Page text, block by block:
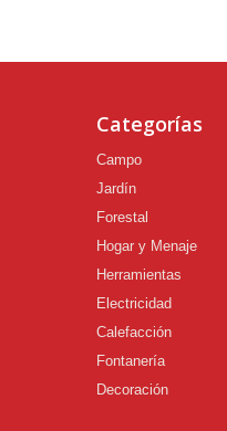
Categorías
Campo
Jardín
Forestal
Hogar y Menaje
Herramientas
Electricidad
Calefacción
Fontanería
Decoración